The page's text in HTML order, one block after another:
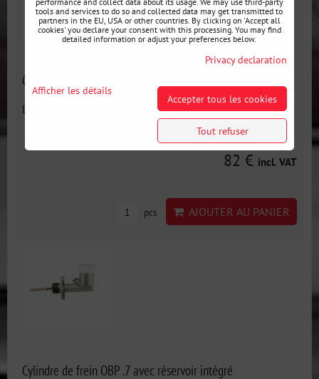
Cylindre de frein compact OBP 0.7” type MINI
Disponibilité:
82 € incl. VAT
pcs AJOUTER AU PANIER
Cylindre de frein OBP .7 avec réservoir intégré
tools and services to do so and collected data may get transmitted to
partners in the EU, USA or other countries. By clicking on 'Accept all
cookies' you declare your consent with this processing. You may find
detailed information or adjust your preferences below.
Privacy declaration
Afficher les détails
Accepter tous les cookies
Tout refuser